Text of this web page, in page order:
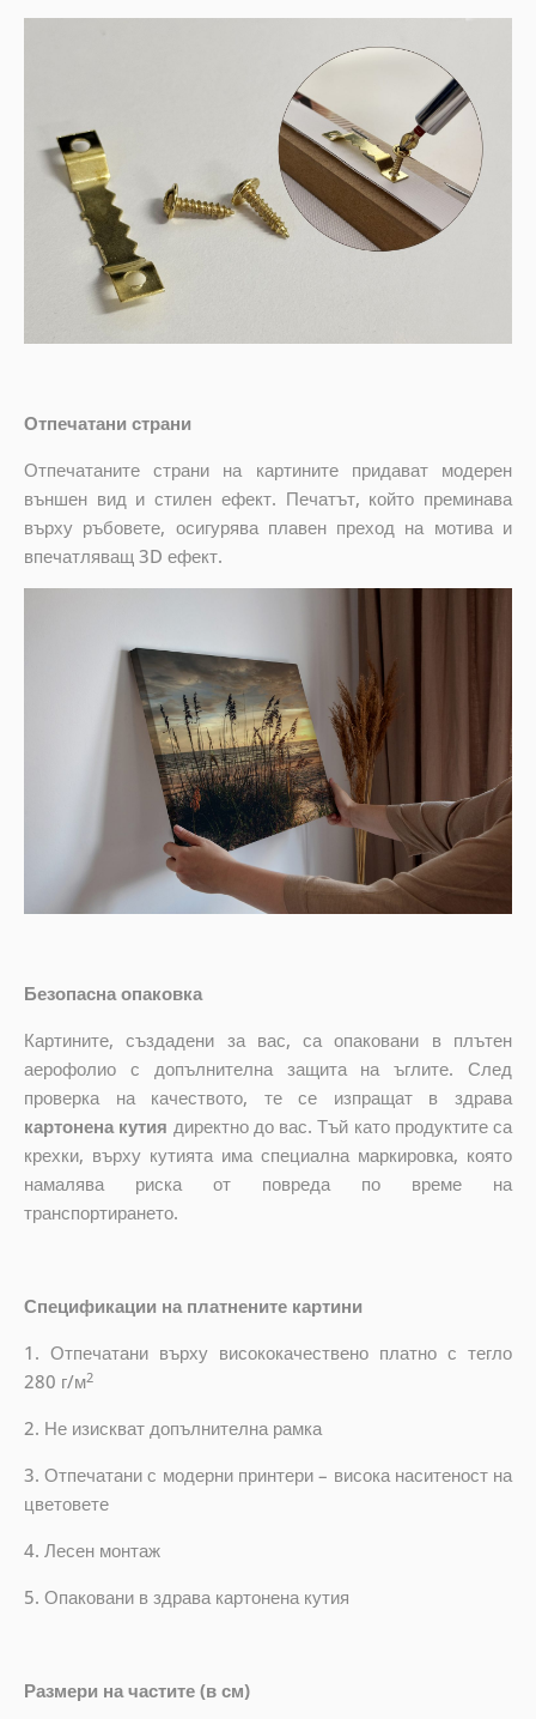
Отпечатани страни
Отпечатаните страни на картините придават модерен
външен вид и стилен ефект. Печатът, който преминава
върху ръбовете, осигурява плавен преход на мотива и
впечатляващ 3D ефект.
Безопасна опаковка
Картините, създадени за вас, са опаковани в плътен
аерофолио с допълнителна защита на ъглите. След
проверка на качеството, те се изпращат в здрава
картонена кутия директно до вас. Тъй като продуктите са
крехки, върху кутията има специална маркировка, която
намалява риска от повреда по време на
транспортирането.
Спецификации на платнените картини
1. Отпечатани върху висококачествено платно с тегло
280 г/м2
2. Не изискват допълнителна рамка
3. Отпечатани с модерни принтери – висока наситеност на
цветовете
4. Лесен монтаж
5. Опаковани в здрава картонена кутия
Размери на частите (в см)